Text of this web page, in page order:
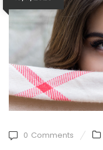
0 Comments